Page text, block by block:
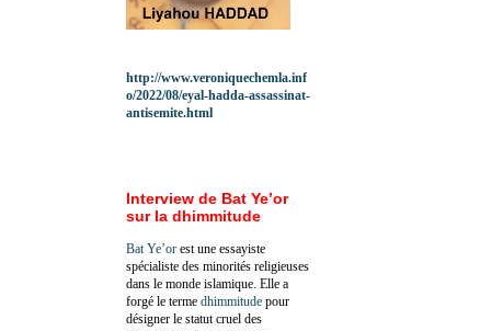
http://www.veroniquechemla.inf
o/2022/08/eyal-hadda-assassinat-
antisemite.html
Interview de Bat Ye’or
sur la dhimmitude
Bat Ye’or est une essayiste
spécialiste des minorités religieuses
dans le monde islamique. Elle a
forgé le terme dhimmitude pour
désigner le statut cruel des